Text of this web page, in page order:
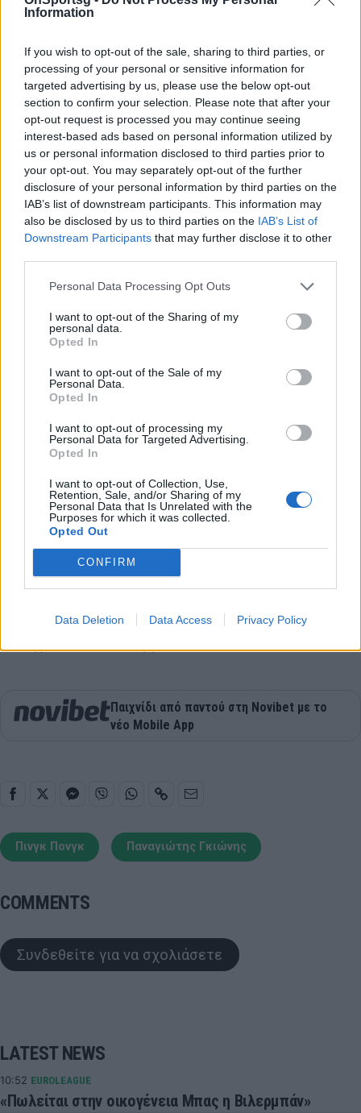
Information
If you wish to opt-out of the sale, sharing to third parties, or
processing of your personal or sensitive information for
targeted advertising by us, please use the below opt-out
section to confirm your selection. Please note that after your
opt-out request is processed you may continue seeing
interest-based ads based on personal information utilized by
us or personal information disclosed to third parties prior to
your opt-out. You may separately opt-out of the further
disclosure of your personal information by third parties on the
IAB’s list of downstream participants. This information may
also be disclosed by us to third parties on the IAB’s List of
Downstream Participants that may further disclose it to other
Personal Data Processing Opt Outs
I want to opt-out of the Sharing of my
personal data.
Opted In
I want to opt-out of the Sale of my
Personal Data.
Opted In
I want to opt-out of processing my
Personal Data for Targeted Advertising.
Opted In
I want to opt-out of Collection, Use,
Retention, Sale, and/or Sharing of my
Personal Data that Is Unrelated with the
Purposes for which it was collected.
Opted Out
CONFIRM
Data Deletion Data Access Privacy Policy
Στη Δανία στο μεταξύ, έκανε την αρχή σε ξένο
αγωνιστική περίοδο ένας ακόμα αθλητής της
εθνικής μας ομάδας ανδρών. Ο Γεράσιμος
Χατζηλυγερούδης, «χρυσός» Βαλκανιονίκης στο
ομαδικό ανδρών πέρσι και «ασημένιος» φέτος,
πραγματοποίησε το Σαββατοκύριακο 21 και 22/09
το ντεμπούτο του με τη B75 Hirtshals 1 και ήταν
δυνατό και στην εμφάνιση και στην εμπειρία και
στα αποτελέσματα της ομάδας.
Για την 1η αγωνιστική της δανέζικης λίγκας το
συγκεκριμένο κλαμπ επιβλήθηκε 5-0 εντός έδρας
της Hillerød GI 1. Στη 2η αγωνιστική, έκαμψε ως
ομάδες της χώρας, τη Ρόσκιλντε. Επικράτησε 5-4
και πήρε δύο βαθμούς, ενώ με την ευρεία νίκη της
πρεμιέρας κατέκτησε το «τρίποντο».
Το Σάββατο ο Χατζηλυγερούδης έδωσε ένα ματς
Κυριακή κάμφθηκε φυσιολογικά με 3-0 σετ πρώτα
από τον Σουηδό Γενς Λούντκβιστ, πρωταθλητή
Ευρώπης του ομαδικού ανδρών το 2002 κι έπειτα
από τον εν ενεργεία Δανό διεθνή Τομπίας
Ράσμουσεν.
Ο δευτεραθλητής Ελλάδας του 2022 στο διπλό
ανδρών προετοιμάζεται με τους νέους συμπαίκτες
μεσοβδόμαδα στην Αθήνα. Το πρωτάθλημα θα
συνεχιστεί τον Οκτώβριο.
Παιχνίδι από παντού στη Novibet με το
νέο Mobile App
Πινγκ Πονγκ Παναγιώτης Γκιώνης
COMMENTS
Συνδεθείτε για να σχολιάσετε
LATEST NEWS
10:52 EUROLEAGUE
«Πωλείται στην οικογένεια Μπας η Βιλερμπάν»